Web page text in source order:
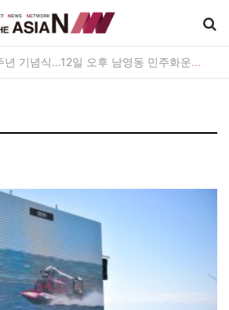
유가협 창립 40주년 기념식…12일 오후 남영동 민주화운동기념관